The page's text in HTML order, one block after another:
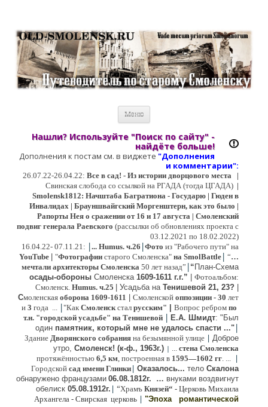
открытки, карты …
Меню
Нашли? Используйте "Поиск по сайту" -
найдёте больше!
Дополнения к постам см. в виджете "Дополнения
и комментарии":
26.07.22-26.04.22: Все в сад! - Из истории дворцового места
|
Свинская слобода со ссылкой на РГАДА (тогда ЦГАДА) |
Smolensk1812: Начштаба Багратиона - Государю | Гюден в
Инвалидах | Брауншвайгский Моргенштерн, как это было |
Рапорты Нея о сражении от 16 и 17 августа | Смоленский
подвиг генерала Раевского (рассылки об обновлениях проекта с
03.12.2021 по 18.02.2022)
16.04.22- 07.11.21: |... Humus. ч.26 |Фото из "Рабочего пути" на
YouTube
"Фотографии старого Смоленска" на SmolBattle | “…
мечтали архитекторы Смоленска 50 лет назад” | “ План-Схема
осады-обороны Смоленска 1609-1611 г.г.”
Фотоальбом:
Смоленск. Humus. ч.25 | Усадьба на Тенишевой 21, 23?
Смоленская оборона 1609-1611 Смоленской оппозиции - 30 лет
и 3 года ... |"Как Смоленскстал русским" Вопрос ребром по
т.н. "городской усадьбе" на Тенишевой | Е.А. Шмидт: "Был
один памятник, который мне не удалось спасти ..." |
Здание Дворянского собрания на безымянной улице | Доброе
утро, Смоленск! (к-ф., 1963г.) | ... стена Смоленска
протяжённостью 6,5 км, построенная в 1595—1602 гг. ... |
Городской сад имени Глинки | Оказалось... тело Скалона
обнаружено французами 06.08.1812г. … внуками воздвигнут
обелиск 05.08.1912г. | “Храмъ Князей“ - Церковь Михаила
Архангела - Свирская церковь | "Эпохаромантической